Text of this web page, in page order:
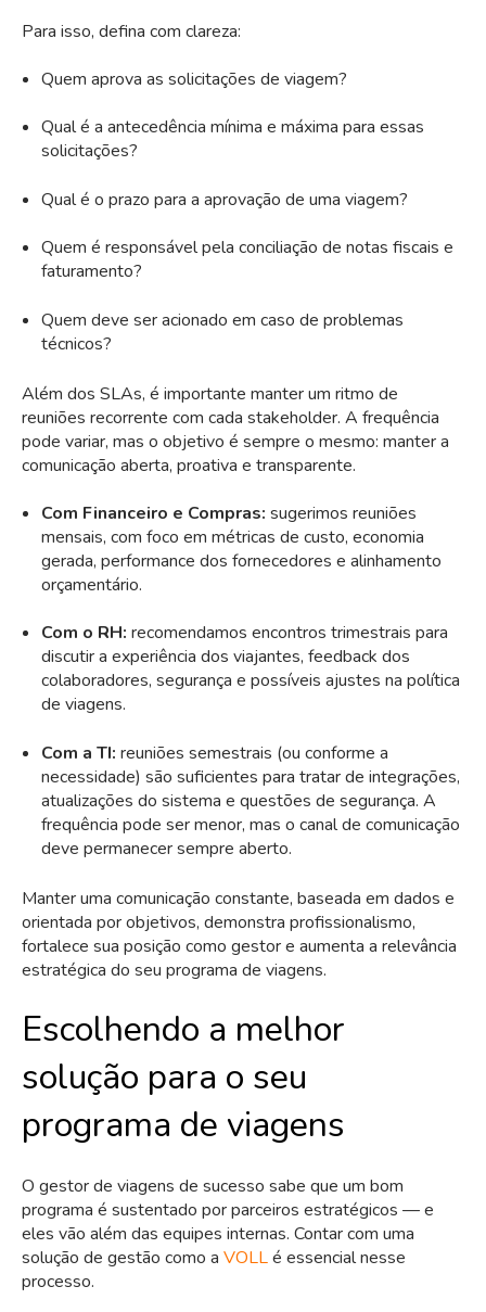
Para isso, defina com clareza:
Quem aprova as solicitações de viagem?
Qual é a antecedência mínima e máxima para essas
solicitações?
Qual é o prazo para a aprovação de uma viagem?
Quem é responsável pela conciliação de notas fiscais e
faturamento?
Quem deve ser acionado em caso de problemas
técnicos?
Além dos SLAs, é importante manter um ritmo de
reuniões recorrente com cada stakeholder. A frequência
pode variar, mas o objetivo é sempre o mesmo: manter a
comunicação aberta, proativa e transparente.
Com Financeiro e Compras: sugerimos reuniões
mensais, com foco em métricas de custo, economia
gerada, performance dos fornecedores e alinhamento
orçamentário.
Com o RH: recomendamos encontros trimestrais para
discutir a experiência dos viajantes, feedback dos
colaboradores, segurança e possíveis ajustes na política
de viagens.
Com a TI: reuniões semestrais (ou conforme a
necessidade) são suficientes para tratar de integrações,
atualizações do sistema e questões de segurança. A
frequência pode ser menor, mas o canal de comunicação
deve permanecer sempre aberto.
Manter uma comunicação constante, baseada em dados e
orientada por objetivos, demonstra profissionalismo,
fortalece sua posição como gestor e aumenta a relevância
estratégica do seu programa de viagens.
Escolhendo a melhor
solução para o seu
programa de viagens
O gestor de viagens de sucesso sabe que um bom
programa é sustentado por parceiros estratégicos — e
eles vão além das equipes internas. Contar com uma
solução de gestão como a VOLLé essencial nesse
processo.